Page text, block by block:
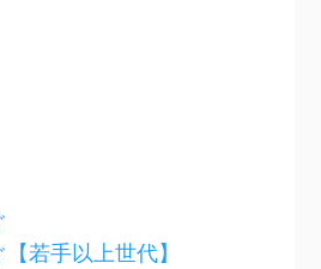
若手以上世代】